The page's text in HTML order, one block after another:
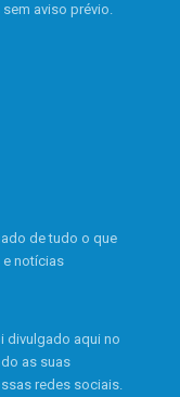
aviso prévio.
de tudo o que
e notícias
divulgado aqui no
as suas
redes sociais.